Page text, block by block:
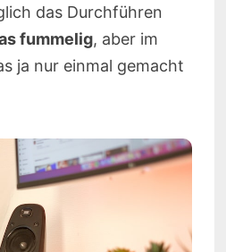
das Durchführen
fummelig, aber im
ja nur einmal gemacht